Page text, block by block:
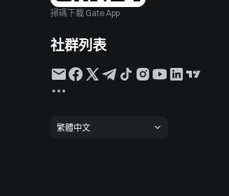
掃碼下載 Gate App
社群列表
繁體中文